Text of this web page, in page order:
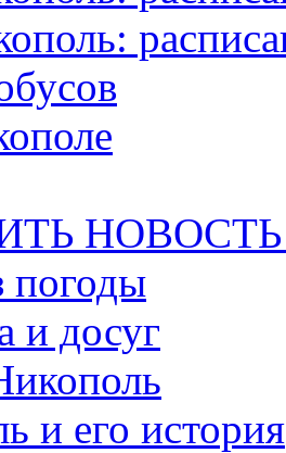
погоды
и досуг
и его история